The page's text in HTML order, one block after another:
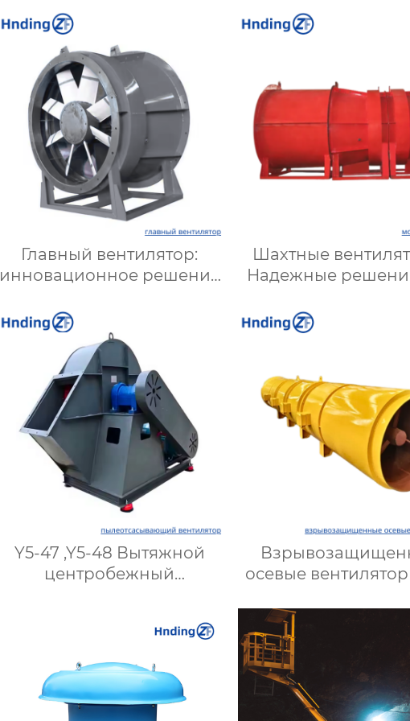
Главный вентилятор:
инновационное решение
вентиляции и
оптимизации работы
систем
Шахтные
Надежные
подземных
Купить с
Y5-47 ,Y5-48 Вытяжной
центробежный
Промышленные
вентиляторы для котлов |
Эффективные системы
удаления пыли и газа |
осевые
производств:
безопасность